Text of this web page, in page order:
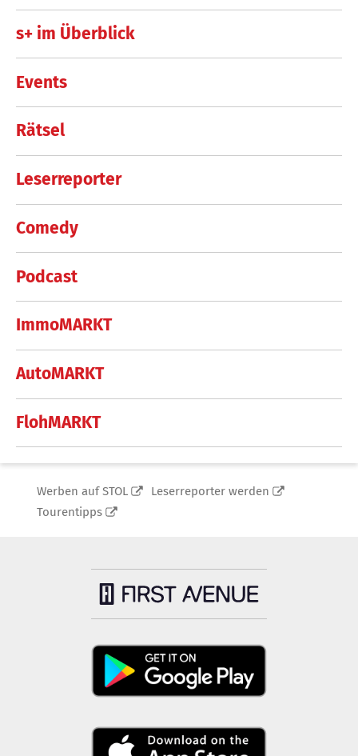
s+ im Überblick
Events
Rätsel
Leserreporter
Comedy
Podcast
ImmoMARKT
AutoMARKT
FlohMARKT
Werben auf STOL
Leserreporter werden
Tourentipps